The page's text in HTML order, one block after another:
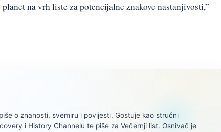
na vrh liste za potencijalne znakove nastanjivosti,”
o znanosti, svemiru i povijesti. Gostuje kao stručni
i History Channelu te piše za Večernji list. Osnivač je